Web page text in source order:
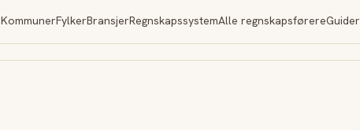
KommunerFylkerBransjerRegnskapssystemAlle regnskapsførereGuider